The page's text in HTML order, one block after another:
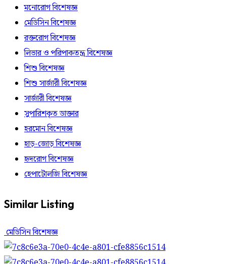
মনোরোগ বিশেষজ্ঞ
মেডিসিন বিশেষজ্ঞ
রক্তরোগ বিশেষজ্ঞ
লিভার ও পরিপাকতন্ত্র বিশেষজ্ঞ
শিশু বিশেষজ্ঞ
শিশু সার্জারী বিশেষজ্ঞ
সার্জারী বিশেষজ্ঞ
সুপারিশকৃত ডাক্তার
হরমোন বিশেষজ্ঞ
হাড়-জোড় বিশেষজ্ঞ
হৃদরোগ বিশেষজ্ঞ
হেপাটোলজি বিশেষজ্ঞ
Similar Listing
মেডিসিন বিশেষজ্ঞ